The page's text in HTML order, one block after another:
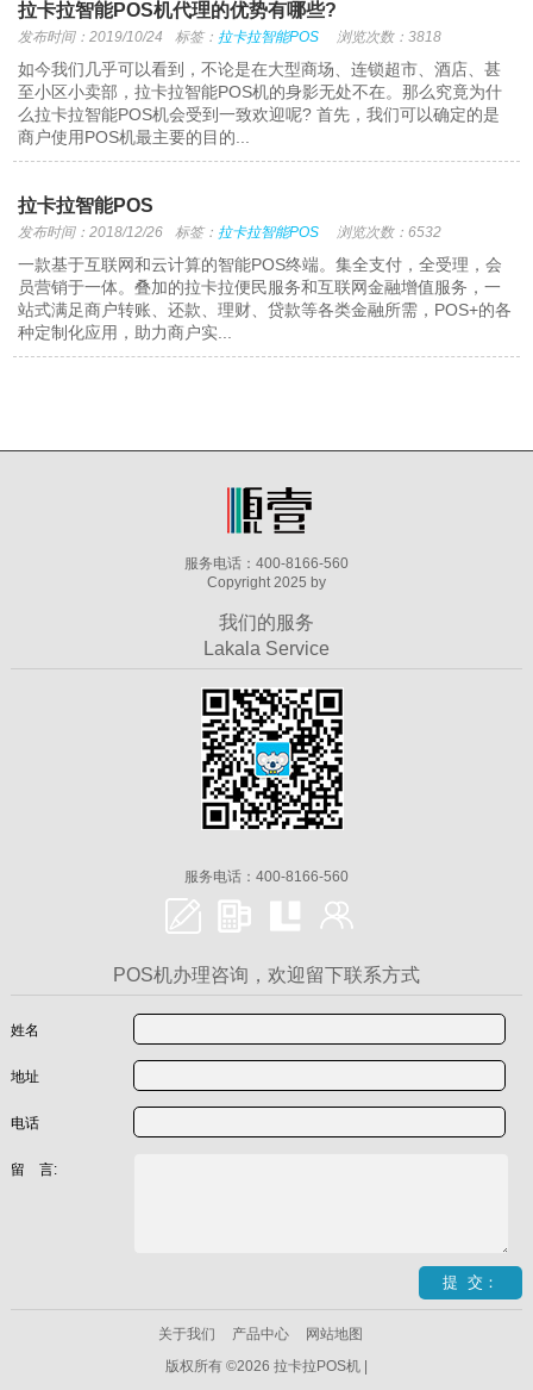
拉卡拉智能POS机代理的优势有哪些?
发布时间：2019/10/24 标签： 拉卡拉智能POS 浏览次数：3818
如今我们几乎可以看到，不论是在大型商场、连锁超市、酒店、甚
至小区小卖部，拉卡拉智能POS机的身影无处不在。那么究竟为什
么拉卡拉智能POS机会受到一致欢迎呢? 首先，我们可以确定的是
商户使用POS机最主要的目的...
拉卡拉智能POS
发布时间：2018/12/26 标签： 拉卡拉智能POS 浏览次数：6532
一款基于互联网和云计算的智能POS终端。集全支付，全受理，会
员营销于一体。叠加的拉卡拉便民服务和互联网金融增值服务，一
站式满足商户转账、还款、理财、贷款等各类金融所需，POS+的各
种定制化应用，助力商户实...
服务电话：400-8166-560
Copyright 2025 by
我们的服务
Lakala Service
服务电话：400-8166-560
POS机办理咨询，欢迎留下联系方式
姓名
地址
电话
留 言:
关于我们 产品中心
网站地图
版权所有 ©2026 拉卡拉POS机 |